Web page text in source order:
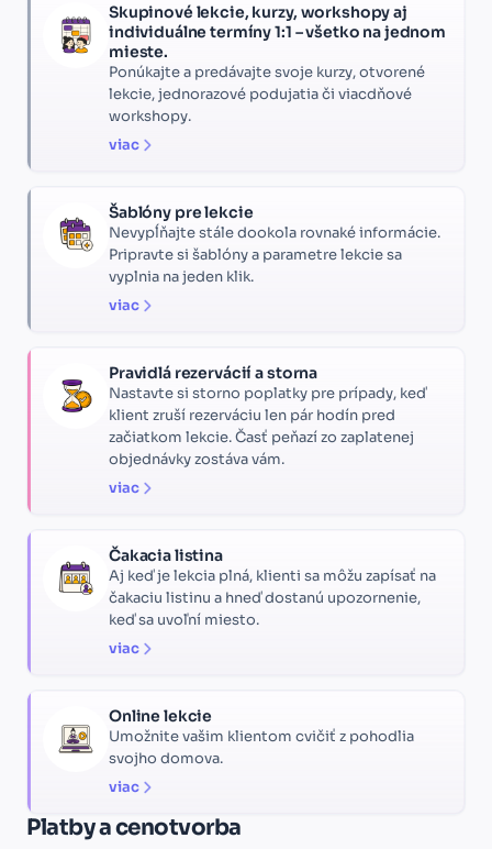
Skupinové lekcie, kurzy, workshopy aj
individuálne termíny 1:1 – všetko na jednom
mieste.
Ponúkajte a predávajte svoje kurzy, otvorené
lekcie, jednorazové podujatia či viacdňové
workshopy.
viac
Šablóny pre lekcie
Nevypĺňajte stále dookola rovnaké informácie.
Pripravte si šablóny a parametre lekcie sa
vyplnia na jeden klik.
viac
Pravidlá rezervácií a storna
Nastavte si storno poplatky pre prípady, keď
klient zruší rezerváciu len pár hodín pred
začiatkom lekcie. Časť peňazí zo zaplatenej
objednávky zostáva vám.
viac
Čakacia listina
Aj keď je lekcia plná, klienti sa môžu zapísať na
čakaciu listinu a hneď dostanú upozornenie,
keď sa uvoľní miesto.
viac
Online lekcie
Umožnite vašim klientom cvičiť z pohodlia
svojho domova.
viac
Platby a cenotvorba